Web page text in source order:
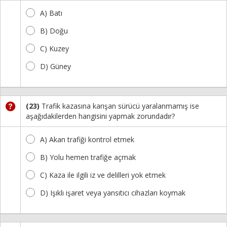
A) Batı
B) Doğu
C) Kuzey
D) Güney
(23) Trafik kazasına karışan sürücü yaralanmamış ise
aşağıdakilerden hangisini yapmak zorundadır?
A) Akan trafiği kontrol etmek
B) Yolu hemen trafiğe açmak
C) Kaza ile ilgili iz ve delilleri yok etmek
D) Işıklı işaret veya yansıtıcı cihazları koymak